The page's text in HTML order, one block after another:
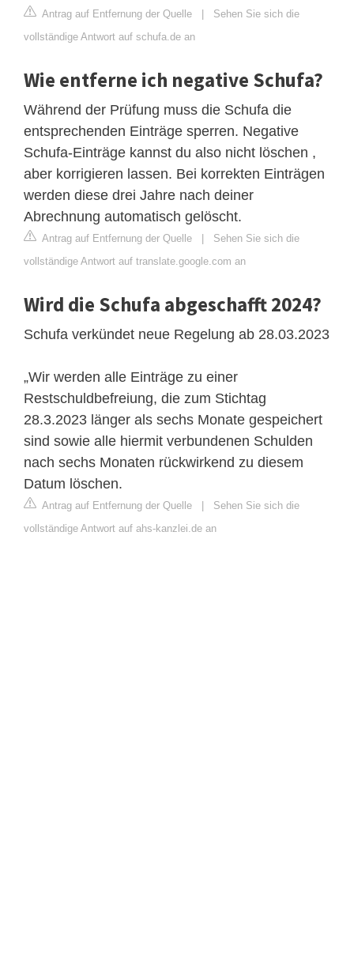
Antrag auf Entfernung der Quelle | Sehen Sie sich die
vollständige Antwort auf schufa.de an
Wie entferne ich negative Schufa?
Während der Prüfung muss die Schufa die
entsprechenden Einträge sperren. Negative
Schufa-Einträge kannst du also nicht löschen ,
aber korrigieren lassen. Bei korrekten Einträgen
werden diese drei Jahre nach deiner
Abrechnung automatisch gelöscht.
Antrag auf Entfernung der Quelle | Sehen Sie sich die
vollständige Antwort auf translate.google.com an
Wird die Schufa abgeschafft 2024?
Schufa verkündet neue Regelung ab 28.03.2023
„Wir werden alle Einträge zu einer
Restschuldbefreiung, die zum Stichtag
28.3.2023 länger als sechs Monate gespeichert
sind sowie alle hiermit verbundenen Schulden
nach sechs Monaten rückwirkend zu diesem
Datum löschen.
Antrag auf Entfernung der Quelle | Sehen Sie sich die
vollständige Antwort auf ahs-kanzlei.de an